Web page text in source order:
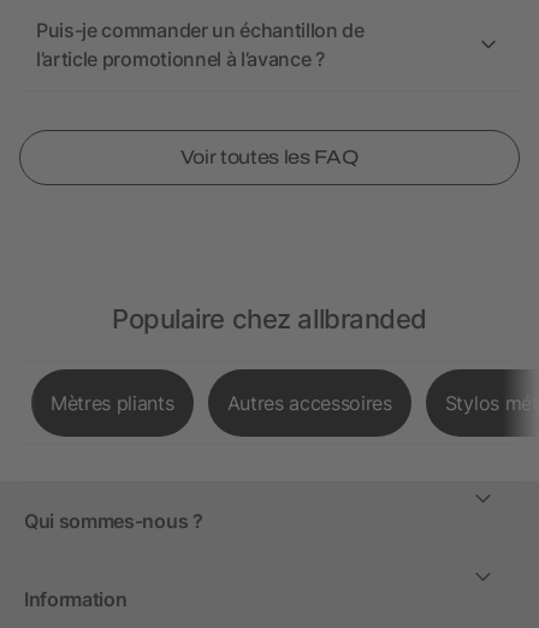
Puis-je commander un échantillon de
l’article promotionnel à l’avance ?
Voir toutes les FAQ
Populaire chez allbranded
Mètres pliants Autres accessoires Stylos
Qui sommes-nous ?
Information